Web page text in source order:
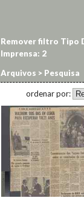
Arquivos > Pesquisa
Remover filtro Tipo
Imprensa: 2
ordenar por: